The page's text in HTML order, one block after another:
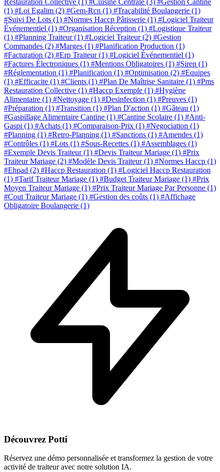
(1) #Loi Egalim (2) #Gem-Rcn (1) #Traçabilité Boulangerie (1)
#Suivi De Lots (1) #Normes Haccp Pâtisserie (1) #Logiciel Traiteur
Événementiel (1) #Organisation Réception (1) #Logistique Traiteur
(1) #Planning Traiteur(1) #Logiciel Traiteur(2) #Gestion
Commandes (2) #Marges (1) #Planification Production (1)
#Facturation (2) #Erp Traiteur(1) #Logiciel Événementiel (1)
#Factures Électroniques (1) #Mentions Obligatoires (1) #Siren (1)
#Réglementation (1) #Planification (1) #Optimisation (2) #Equipes
(1) #Efficacite (1) #Clients (1) #Plan De Maîtrise Sanitaire (1) #Pms
Restauration Collective (1) #Haccp Exemple (1) #Hygiène
Alimentaire (1) #Nettoyage (1) #Desinfection (1) #Preuves (1)
#Préparation (1) #Transition (1) #Plan D'action (1) #Gâteau (1)
#Gaspillage Alimentaire Cantine (1) #Cantine Scolaire (1) #Anti-
Gaspi (1) #Achats (1) #Comparaison-Prix (1) #Negociation (1)
#Planning (1) #Retro-Planning (1) #Sanctions (1) #Amendes (1)
#Contrôles (1) #Lots (1) #Sous-Recettes (1) #Assemblages (1)
#Exemple Devis Traiteur(1) #Devis Traiteur Mariage (1) #Prix
Traiteur Mariage (2) #Modèle Devis Traiteur(1) #Normes Haccp (1)
#Ehpad (2) #Haccp Restauration (1) #Logiciel Haccp Restauration
(1) #Tarif Traiteur Mariage (1) #Budget Traiteur Mariage (1) #Prix
Moyen Traiteur Mariage (1) #Prix Traiteur Mariage Par Personne (1)
#Cout Traiteur Mariage (1) #Gestion des coûts (1) #Affichage
Obligatoire Boulangerie (1)
Découvrez Potti
Réservez une démo personnalisée et transformez la gestion de votre
activité de traiteur avec notre solution IA.